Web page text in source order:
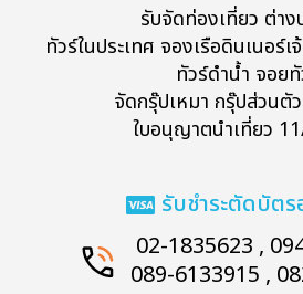
รับจัดท่องเที่ยว ต่าง
ทัวร์ในประเทศ จองเรือดินเนอร์เ
ทัวร์ดำน้ำ จอย
จัดกรุ๊ปเหมา กรุ๊ปส่วน
ใบอนุญาตนำเที่ยว
รับชำระตัดบัต
02-1835623 ,
089-6133915 ,